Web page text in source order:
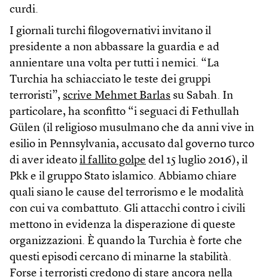
curdi.
I giornali turchi filogovernativi invitano il
presidente a non abbassare la guardia e ad
annientare una volta per tutti i nemici. “La
Turchia ha schiacciato le teste dei gruppi
terroristi”, scrive Mehmet Barlas su Sabah. In
particolare, ha sconfitto “i seguaci di Fethullah
Gülen (il religioso musulmano che da anni vive in
esilio in Pennsylvania, accusato dal governo turco
di aver ideato il fallito golpe del 15 luglio 2016), il
Pkk e il gruppo Stato islamico. Abbiamo chiare
quali siano le cause del terrorismo e le modalità
con cui va combattuto. Gli attacchi contro i civili
mettono in evidenza la disperazione di queste
organizzazioni. È quando la Turchia è forte che
questi episodi cercano di minarne la stabilità.
Forse i terroristi credono di stare ancora nella